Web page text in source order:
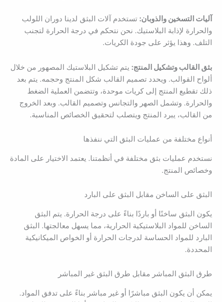
آليات التسخين والذوبان: تستخدم آلات البثق لدينا دوران اللولب
والحرارة لإذابة البلاستيك. نحن نتحكم في درجة الحرارة لتجنب
التلف. وهذا يؤثر على جودة الكريات.
بثق القالب وتشكيل المنتج: يتم تشكيل البلاستيك المصهور من خلال
ألواح القوالب. ويحدد تصميم القالب شكل المنتج وحجمه. يتم بعد
ذلك تقطيع المنتج إلى كريات موحدة، وتتضمن العملية الضغط
والحرارة. وتشمل الصهر والتجانس وتصميم القالب. وبعد الخروج
من القالب، يبرد المنتج ويتصلب لتحقيق الخصائص المناسبة.
أنواع مختلفة من عمليات البثق التي ننفذها
نستخدم عمليات بثق مختلفة في أنظمتنا. يعتمد الاختيار على المادة
وخصائص المنتج.
البثق على الساخن مقابل البثق على البارد
يكون البثق ساخنًا أو باردًا بناءً على درجة الحرارة. يتم البثق
الساخن للمواد البلاستيكية الحرارية، مما يسهل معالجتها. البثق
البارد للمواد الحساسة لدرجات الحرارة أو الخواص الميكانيكية
المحددة.
طرق البثق المباشر مقابل طرق البثق غير المباشر
يمكن أن يكون البثق مباشرًا أو غير مباشر بناءً على تدفق المواد.